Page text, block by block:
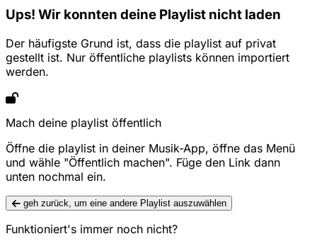
Ups! Wir konnten deine Playlist nicht laden
Der häufigste Grund ist, dass die playlist auf privat
gestellt ist. Nur öffentliche playlists können importiert
werden.
Mach deine playlist öffentlich
Öffne die playlist in deiner Musik-App, öffne das Menü
und wähle "Öffentlich machen". Füge den Link dann
unten nochmal ein.
geh zurück, um eine andere Playlist auszuwählen
Funktioniert's immer noch nicht?